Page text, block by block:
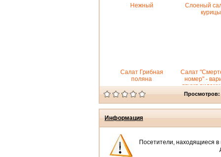
Нежный
Слоеный
курицы
Салат Грибная
поляна
Салат
номер" -
двумя
Информация
Посетители, находящиеся в